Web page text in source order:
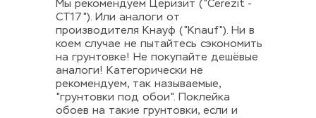
Мы рекомендуем Церизит ("Cerezit -
CT17"). Или аналоги от
производителя Кнауф ("Knauf"). Ни в
коем случае не пытайтесь сэкономить
на грунтовке! Не покупайте дешёвые
аналоги! Категорически не
рекомендуем, так называемые,
"грунтовки под обои". Поклейка
обоев на такие грунтовки, если и